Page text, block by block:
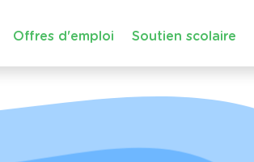
Offres d'emploi Soutien scolaire